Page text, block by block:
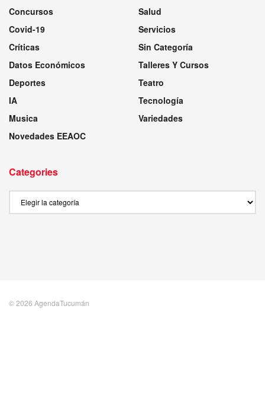
Concursos
Covid-19
Críticas
Datos Económicos
Deportes
IA
Musica
Novedades EEAOC
Salud
Servicios
Sin Categoría
Talleres Y Cursos
Teatro
Tecnología
Variedades
Categories
© 2026 AgendaTucumán